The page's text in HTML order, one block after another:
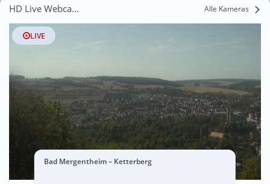
HD Live Webcams Zimmern Alle Kameras
LIVE
Bad Mergentheim – Ketterberg